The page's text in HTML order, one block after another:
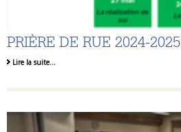
PRIÈRE DE RUE 2024-2025
Lire la suite…